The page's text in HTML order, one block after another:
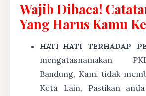
Wajib Dibaca!
Yang Harus Kamu
HATI-HATI TERHADAP
mengatasnamakan
Bandung, Kami tidak
Kota Lain, Pastikan